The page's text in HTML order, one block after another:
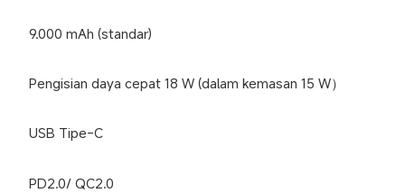
9.000 mAh (standar)
Pengisian daya cepat 18 W (dalam kemasan 15 W）
USB Tipe-C
PD2.0/ QC2.0